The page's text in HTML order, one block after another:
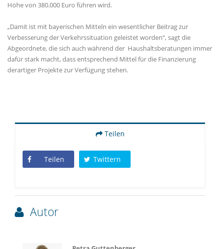
Höhe von 380.000 Euro führen wird.
Damit ist mit bayerischen Mitteln ein wesentlicher Beitrag zur
Verbesserung der Verkehrssituation geleistet worden“, sagt die
Abgeordnete, die sich auch während der Haushaltsberatungen immer
dafür stark macht, dass entsprechend Mittel für die Finanzierung
derartiger Projekte zur Verfügung stehen.
Teilen
Teilen Twittern
Autor